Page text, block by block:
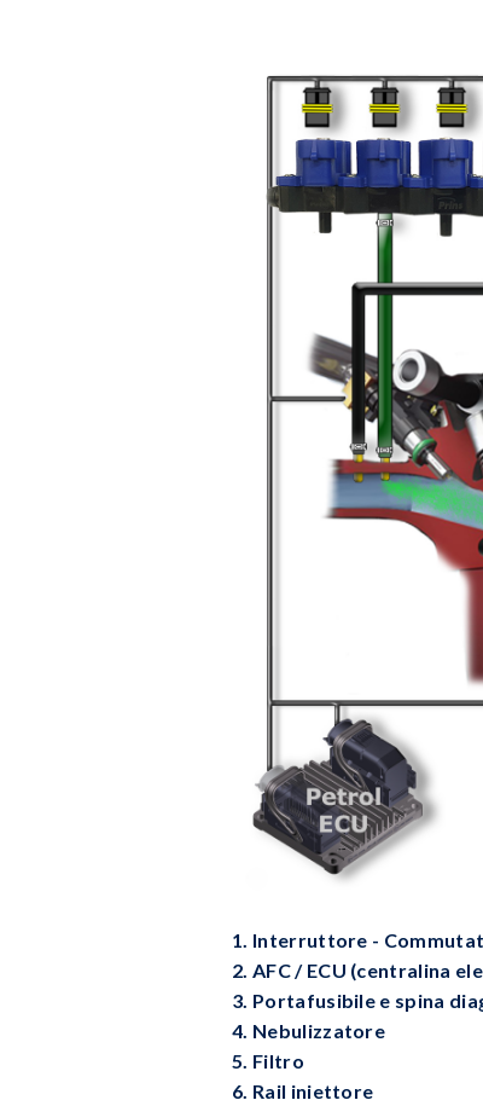
1. Interruttore -
2. AFC / ECU (centralina
3. Portafusibile e spina
4. Nebulizzatore
5. Filtro
6. Rail iniettore